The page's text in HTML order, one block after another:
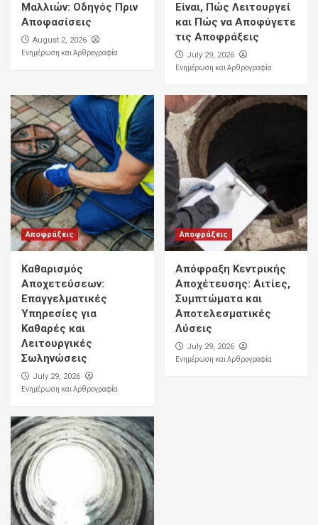
Μαλλιών: Οδηγός Πριν
Αποφασίσεις
August 2, 2026
Ενημέρωση και Αρθρογραφία
Είναι, Πώς Λειτουργεί
και Πώς να Αποφύγετε
τις Αποφράξεις
July 29, 2026
Ενημέρωση και Αρθρογραφία
Αποφράξεις
Καθαρισμός
Αποχετεύσεων:
Επαγγελματικές
Υπηρεσίες για
Καθαρές και
Λειτουργικές
Σωληνώσεις
July 29, 2026
Ενημέρωση και Αρθρογραφία
Αποφράξεις
Απόφραξη Κεντρικής
Αποχέτευσης: Αιτίες,
Συμπτώματα και
Αποτελεσματικές
Λύσεις
July 29, 2026
Ενημέρωση και Αρθρογραφία